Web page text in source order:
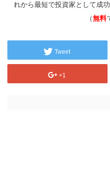
れから最短で投資家として成
（無料
Tweet
+1